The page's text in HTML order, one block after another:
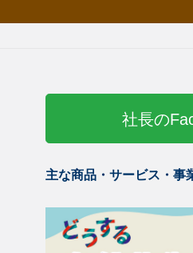
社長の
主な商品・サービス・事